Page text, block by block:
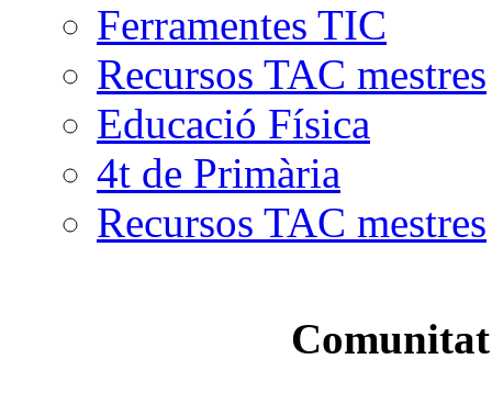
Ferramentes TIC
Recursos TAC mestres
Educació Física
4t de Primària
Recursos TAC mestres